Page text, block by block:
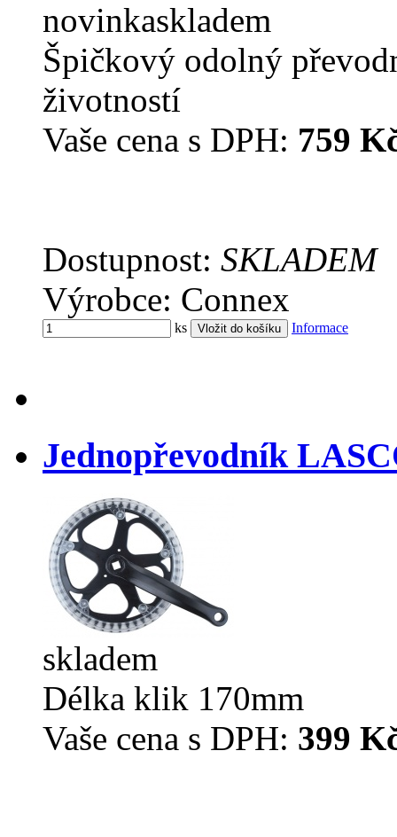
novinkaskladem
Špičkový odolný
životností
Vaše cena s DPH: 759
Dostupnost: SKLADEM
Výrobce: Connex
ks Informace
Jednopřevodník
skladem
Délka klik 170mm
Vaše cena s DPH: 399